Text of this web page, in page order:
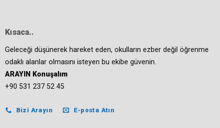
Kısaca..
Geleceği düşünerek hareket eden, okulların ezber değil öğrenme
odaklı alanlar olmasını isteyen bu ekibe güvenin.
ARAYIN Konuşalım
+90 531 237 52 45
Bizi Arayın E-posta Atın